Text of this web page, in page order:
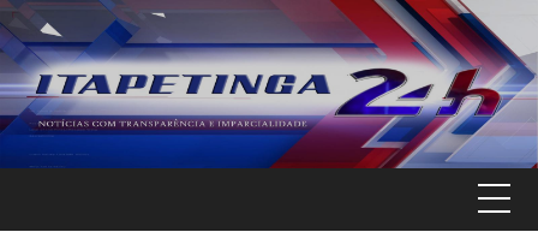
Pular
para
o
conteúdo